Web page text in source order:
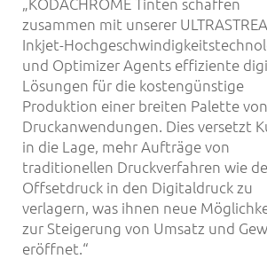
zusammen mit unserer
Inkjet-
und Optimizer Agents effiziente
Lösungen für die kostengünstige
Produktion einer breiten Palette von
Druckanwendungen. Dies versetzt
in die Lage, mehr Aufträge von
traditionellen Druckverfahren wie
Offsetdruck in den Digitaldruck zu
verlagern, was ihnen neue
zur Steigerung von Umsatz und
eröffnet.“